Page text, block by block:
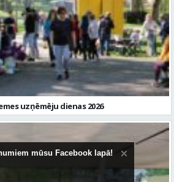
uzņēmēju dienas 2026
mūsu Facebook lapā!